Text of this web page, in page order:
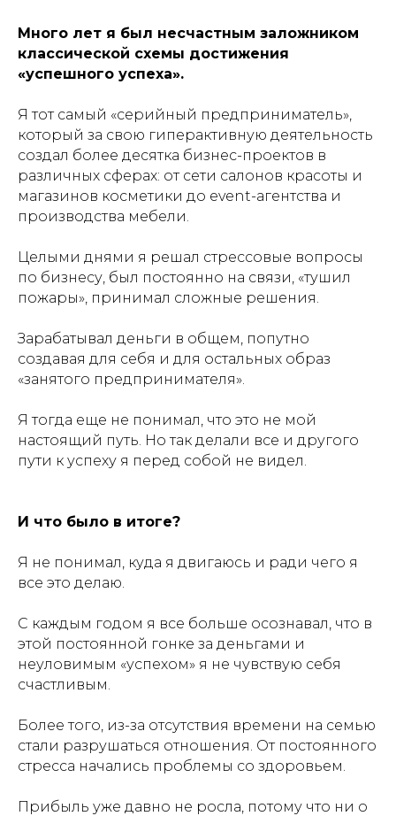
Много лет я был несчастным заложником
классической схемы достижения
«успешного успеха».
Я тот самый «серийный предприниматель»,
который за свою гиперактивную деятельность
создал более десятка бизнес-проектов в
различных сферах: от сети салонов красоты и
магазинов косметики до event-агентства и
производства мебели.
Целыми днями я решал стрессовые вопросы
по бизнесу, был постоянно на связи, «тушил
пожары», принимал сложные решения.
Зарабатывал деньги в общем, попутно
создавая для себя и для остальных образ
«занятого предпринимателя».
Я тогда еще не понимал, что это не мой
настоящий путь. Но так делали все и другого
пути к успеху я перед собой не видел.
И что было в итоге?
Я не понимал, куда я двигаюсь и ради чего я
все это делаю.
С каждым годом я все больше осознавал, что в
этой постоянной гонке за деньгами и
неуловимым «успехом» я не чувствую себя
счастливым.
Более того, из-за отсутствия времени на семью
стали разрушаться отношения. От постоянного
стресса начались проблемы со здоровьем.
Прибыль уже давно не росла, потому что ни о